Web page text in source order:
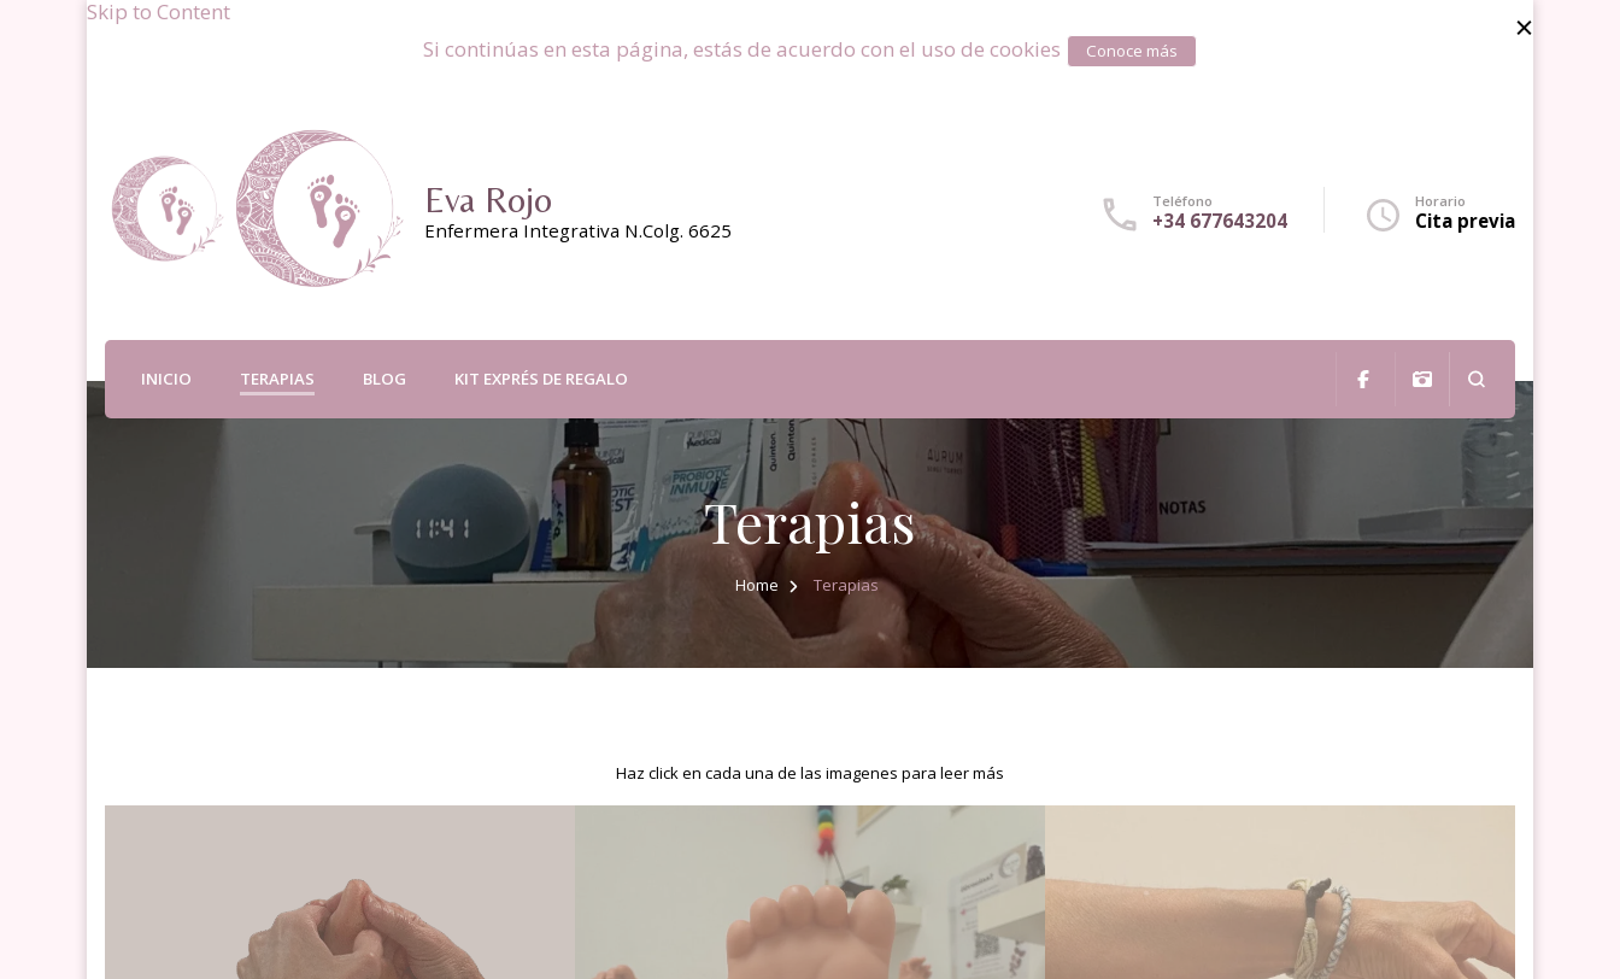
Skip to Content
Si continúas en esta página, estás de acuerdo con el uso de cookies
Conoce más
Eva Rojo
Enfermera Integrativa N.Colg. 6625
Teléfono
+34 677643204
Horario
Cita previa
INICIO TERAPIAS BLOG KIT EXPRÉS DE REGALO
Terapias
Home Terapias
Haz click en cada una de las imagenes para leer más